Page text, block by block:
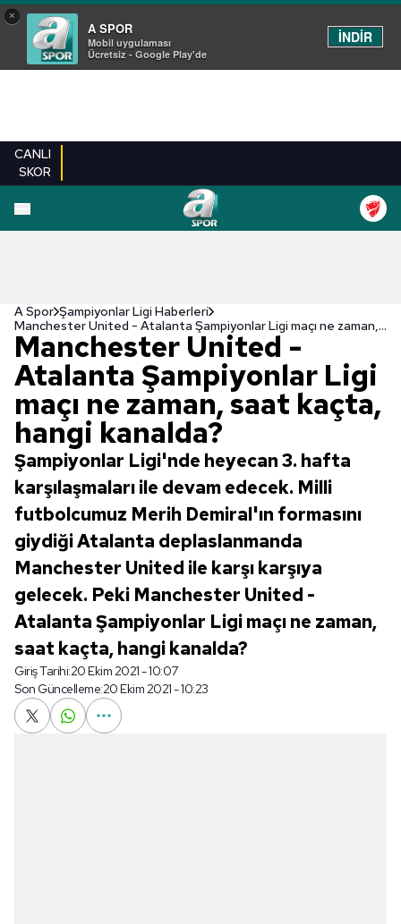
×
A SPOR
Mobil uygulaması
Ücretsiz - Google Play'de
İNDİR
CANLI
SKOR
A Spor Şampiyonlar Ligi Haberleri
Manchester United - Atalanta Şampiyonlar Ligi maçı ne zaman, saat kaçta, hangi kanalda?
Manchester United -
Atalanta Şampiyonlar Ligi
maçı ne zaman, saat kaçta,
hangi kanalda?
Şampiyonlar Ligi'nde heyecan 3. hafta
karşılaşmaları ile devam edecek. Milli
futbolcumuz Merih Demiral'ın formasını
giydiği Atalanta deplaslanmanda
Manchester United ile karşı karşıya
gelecek. Peki Manchester United -
Atalanta Şampiyonlar Ligi maçı ne zaman,
saat kaçta, hangi kanalda?
Giriş Tarihi:20 Ekim 2021 - 10:07
Son Güncelleme:20 Ekim 2021 - 10:23